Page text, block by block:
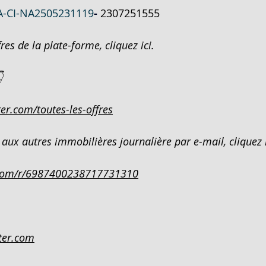
VEN
EN DUPLEX 5 PIECES - EN VENTE - COTE D
CI-NA2505231119- 2307251555
de la plate-forme, cliquez ici.
toutes-les-offres
aux autres immobilières journalière par e-mail, cliquez
r/6987400238717731310